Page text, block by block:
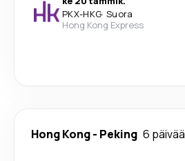
PKX-HKG· Suora
Hong Kong Express
Hong Kong- Peking 6 päivää